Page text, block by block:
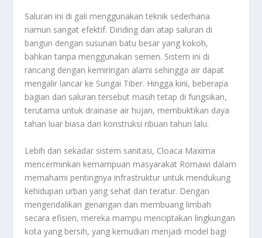
Saluran ini di gali menggunakan teknik sederhana
namun sangat efektif. Dinding dan atap saluran di
bangun dengan susunan batu besar yang kokoh,
bahkan tanpa menggunakan semen. Sistem ini di
rancang dengan kemiringan alami sehingga air dapat
mengalir lancar ke Sungai Tiber. Hingga kini, beberapa
bagian dari saluran tersebut masih tetap di fungsikan,
terutama untuk drainase air hujan, membuktikan daya
tahan luar biasa dari konstruksi ribuan tahun lalu.
Lebih dari sekadar sistem sanitasi, Cloaca Maxima
mencerminkan kemampuan masyarakat Romawi dalam
memahami pentingnya infrastruktur untuk mendukung
kehidupan urban yang sehat dan teratur. Dengan
mengendalikan genangan dan membuang limbah
secara efisien, mereka mampu menciptakan lingkungan
kota yang bersih, yang kemudian menjadi model bagi